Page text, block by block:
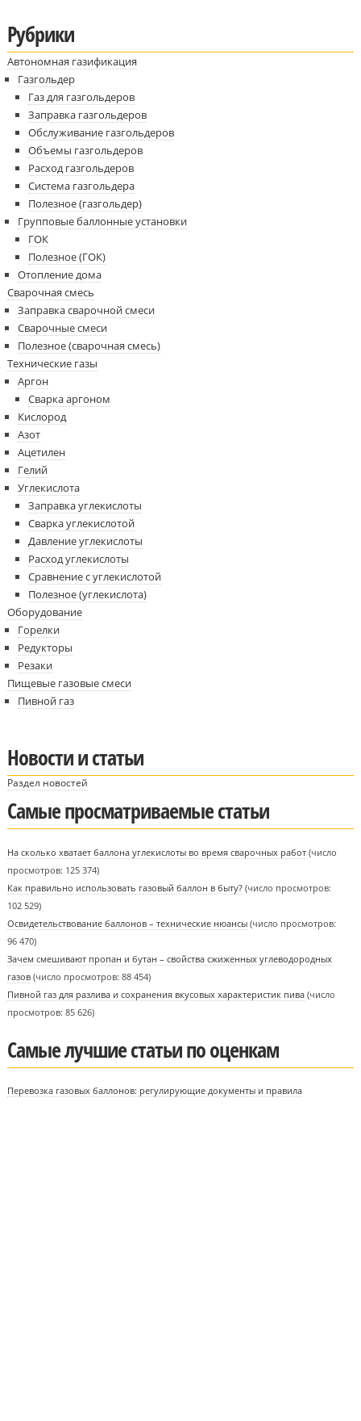
Рубрики
Автономная газификация
Газгольдер
Газ для газгольдеров
Заправка газгольдеров
Обслуживание газгольдеров
Объемы газгольдеров
Расход газгольдеров
Система газгольдера
Полезное (газгольдер)
Групповые баллонные установки
ГОК
Полезное (ГОК)
Отопление дома
Сварочная смесь
Заправка сварочной смеси
Сварочные смеси
Полезное (сварочная смесь)
Технические газы
Аргон
Сварка аргоном
Кислород
Азот
Ацетилен
Гелий
Углекислота
Заправка углекислоты
Сварка углекислотой
Давление углекислоты
Расход углекислоты
Сравнение c углекислотой
Полезное (углекислота)
Оборудование
Горелки
Редукторы
Резаки
Пищевые газовые смеси
Пивной газ
Новости и статьи
Раздел новостей
Самые просматриваемые статьи
На сколько хватает баллона углекислоты во время сварочных работ(число
просмотров: 125 374)
Как правильно использовать газовый баллон в быту?(число просмотров:
102 529)
Освидетельствование баллонов – технические нюансы(число просмотров:
96 470)
Зачем смешивают пропан и бутан – свойства сжиженных углеводородных
газов(число просмотров: 88 454)
Пивной газ для разлива и сохранения вкусовых характеристик пива(число
просмотров: 85 626)
Самые лучшие статьи по оценкам
Перевозка газовых баллонов: регулирующие документы и правила